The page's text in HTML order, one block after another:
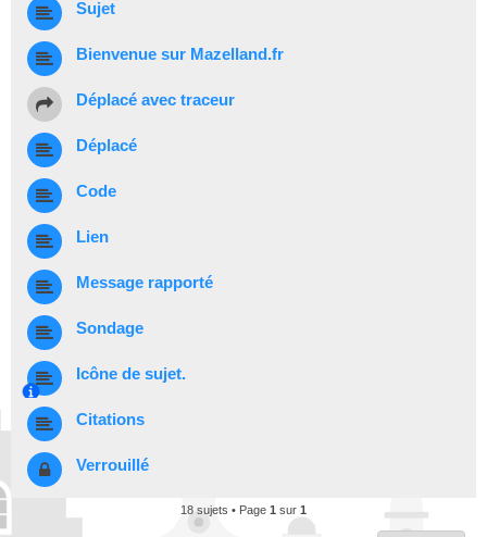
Sujet
Bienvenue sur Mazelland.fr
Déplacé avec traceur
Déplacé
Code
Lien
Message rapporté
Sondage
Icône de sujet.
Citations
Verrouillé
18 sujets • Page 1 sur 1